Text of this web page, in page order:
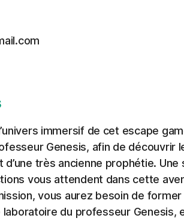
immersif de cet escape
Genesis, afin de découvrir
très ancienne prophétie. Une
vous attendent dans cette
vous aurez besoin de former
du professeur Genesis,